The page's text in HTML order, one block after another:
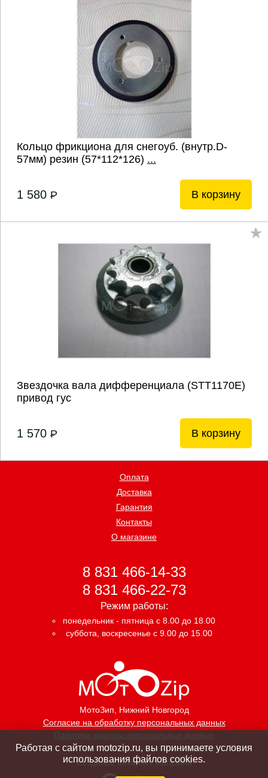
Кольцо фрикциона для снегоуб. (внутр.D-
57мм) резин (57*112*126) ...
1 580 P В корзину
Звездочка вала дифференциала (STT1170E)
привод гус
1 570 P В корзину
МотоЗип, Нижний Новгород
Согласие на обработку персональных данных
Политика защиты персональных данных
Оплата
Доставка
Гарантия
Контакты
О магазине
8 831 466-14-33
8 831 466-22-73
Режим работы:
понедельник - пятница с 8.00 до 18.00
суббота, воскресенье с 9.00 до 15.00
Создание интернет магазина
Работая с сайтом motozip.ru, вы принимаете условия
использования файлов cookies.